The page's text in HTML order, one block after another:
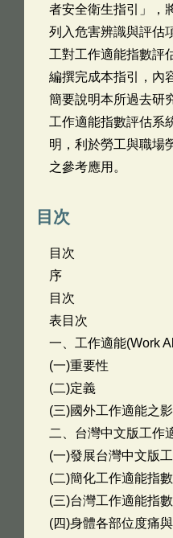
者安全衛生指引」，
列入危害辨識與評估
工對工作適能指數評
編撰完成本指引，內
簡要說明本所過去研
工作適能指數評估系
明，利於勞工與職場
之參考應用。
目次
目次
序
目次
表目次
一、工作適能(Work
(一)重要性
(二)定義
(三)國外工作適能之
二、台灣中文版工作
(一)發展台灣中文版
(二)簡化工作適能指
(三)台灣工作適能指
(四)身體各部位度痛